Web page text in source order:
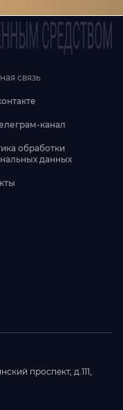
связь
канал
обработки
данных
проспект, д.111,